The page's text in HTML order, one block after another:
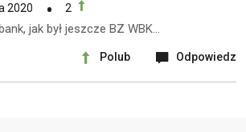
2020 2
jak był jeszcze BZ WBK…
Polub Odpowiedz